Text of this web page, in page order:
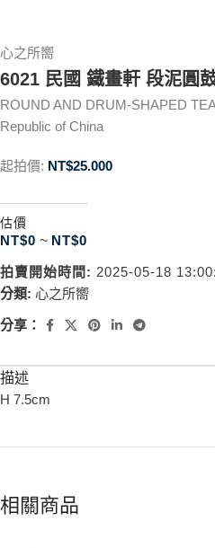
心之所嚮
6021 民國 鐵畫軒 段泥圓
ROUND AND DRUM-SHAPED
Republic of China
起拍價: NT$25.000
估價
NT$0 ~ NT$0
拍賣開始時間: 2025-05-18
分類: 心之所嚮
分享：
描述
H 7.5cm
相關商品